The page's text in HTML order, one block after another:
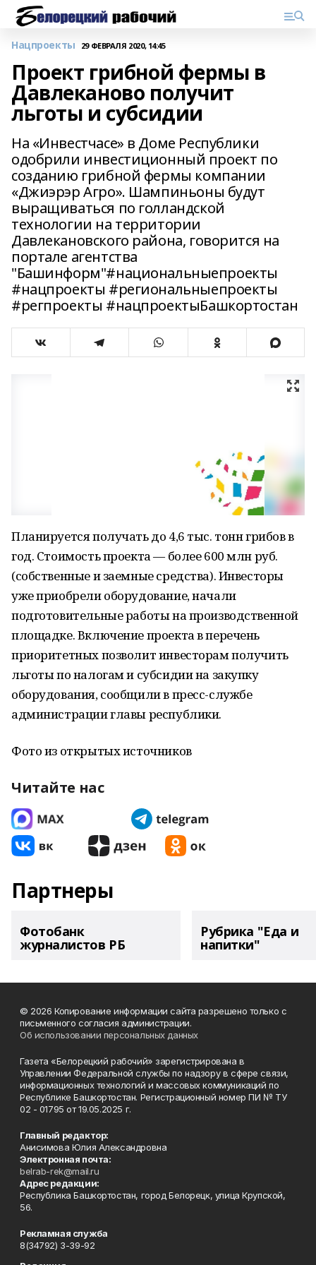
Нацпроекты 29 ФЕВРАЛЯ 2020, 14:45
Проект грибной фермы в
Давлеканово получит
льготы и субсидии
На «Инвестчасе» в Доме Республики
одобрили инвестиционный проект по
созданию грибной фермы компании
«Джиэрэр Агро». Шампиньоны будут
выращиваться по голландской
технологии на территории
Давлекановского района, говорится на
портале агентства
"Башинформ"#национальныепроекты
#нацпроекты #региональныепроекты
#регпроекты #нацпроектыБашкортостан
Планируется получать до 4,6 тыс. тонн грибов в
год. Стоимость проекта — более 600 млн руб.
(собственные и заемные средства). Инвесторы
уже приобрели оборудование, начали
подготовительные работы на производственной
площадке. Включение проекта в перечень
приоритетных позволит инвесторам получить
льготы по налогам и субсидии на закупку
оборудования, сообщили в пресс-службе
администрации главы республики.
Фото из открытых источников
Читайте нас
Партнеры
Фотобанк
журналистов РБ
Рубрика "Еда и
напитки"
© 2026 Копирование информации сайта разрешено только с
письменного согласия администрации.
Об использовании персональных данных
Газета «Белорецкий рабочий» зарегистрирована в
Управлении Федеральной службы по надзору в сфере связи,
информационных технологий и массовых коммуникаций по
Республике Башкортостан. Регистрационный номер ПИ № ТУ
02 - 01795 от 19.05.2025 г.
Главный редактор:
Анисимова Юлия Александровна
Электронная почта:
belrab-rek@mail.ru
Адрес редакции:
Республика Башкортостан, город Белорецк, улица Крупской,
56.
Рекламная служба
8(34792) 3-39-92